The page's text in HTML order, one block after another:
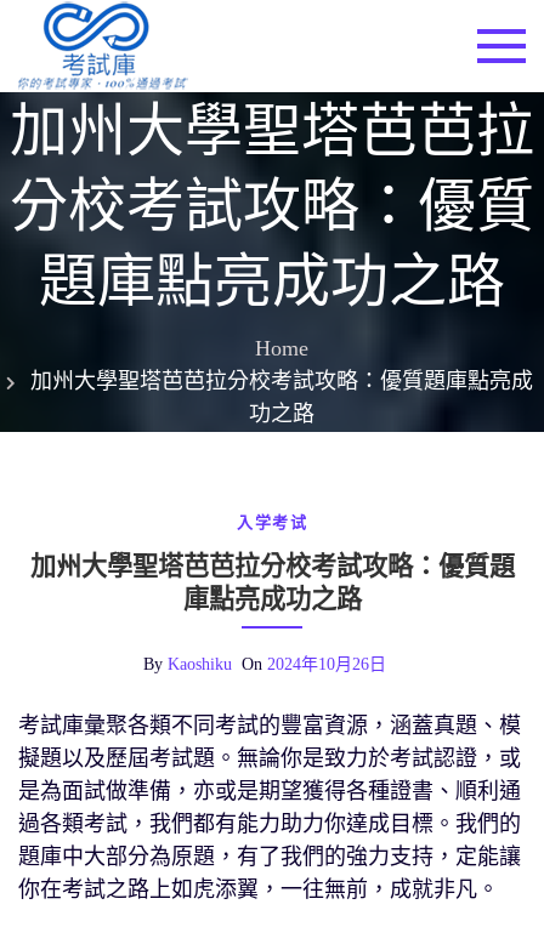
content
加州大學聖塔芭芭拉
分校考試攻略：優質
題庫點亮成功之路
Home
加州大學聖塔芭芭拉分校考試攻略：優質題庫點亮成
功之路
入学考试
加州大學聖塔芭芭拉分校考試攻略：優質題
庫點亮成功之路
By Kaoshiku On 2024年10月26日
考試庫彙聚各類不同考試的豐富資源，涵蓋真題、模
擬題以及歷屆考試題。無論你是致力於考試認證，或
是為面試做準備，亦或是期望獲得各種證書、順利通
過各類考試，我們都有能力助力你達成目標。我們的
題庫中大部分為原題，有了我們的強力支持，定能讓
你在考試之路上如虎添翼，一往無前，成就非凡。